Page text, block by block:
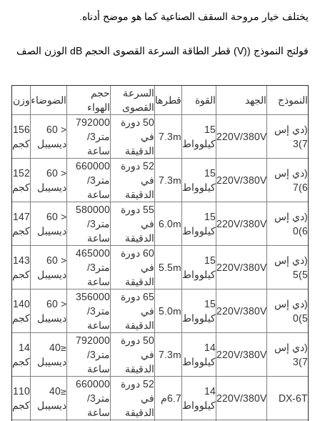
يختلف خيار مروحة السقف الصناعية كما هو موضح أدناه.
فولتج النموذج ((V) قطر الطاقة السرعة القصوى الحجم dB الوزن الصف
النموذج الجهد القوة قطرها
السرعة
القصوى
حجم
الهواء
الضوضاءوزن
(دي إس
7)3
220V/380V
15
كيلوواط
7.3m
50 دورة
في
الدقيقة
792000
متر3/
ساعة
< 60
ديسيبل
156
كجم
(دي إس
6)7
220V/380V
15
كيلوواط
7.3m
52 دورة
في
الدقيقة
660000
متر3/
ساعة
< 60
ديسيبل
152
كجم
(دي إس
6)0
220V/380V
15
كيلوواط
6.0m
55 دورة
في
الدقيقة
580000
متر3/
ساعة
< 60
ديسيبل
147
كجم
(دي إس
5)5
220V/380V
15
كيلوواط
5.5m
60 دورة
في
الدقيقة
465000
متر3/
ساعة
< 60
ديسيبل
143
كجم
(دي إس
5)0
220V/380V
15
كيلوواط
5.0m
65 دورة
في
الدقيقة
356000
متر3/
ساعة
< 60
ديسيبل
140
كجم
(دي إس
7)3
220V/380V
14
كيلوواط
7.3m
50 دورة
في
الدقيقة
792000
متر3/
ساعة
≤40
ديسيبل
14
كجم
DX-6T
220V/380V
14
كيلوواط
6.7م
52 دورة
في
الدقيقة
660000
متر3/
ساعة
≤40
ديسيبل
110
كجم